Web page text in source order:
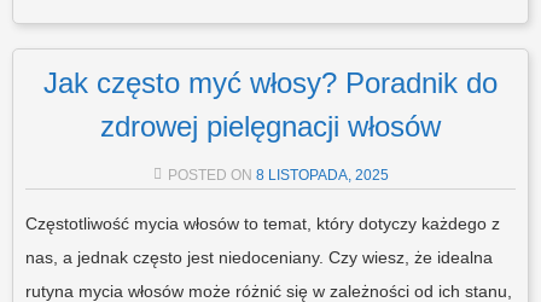
Jak często myć włosy? Poradnik do
zdrowej pielęgnacji włosów
POSTED ON 8 LISTOPADA, 2025
Częstotliwość mycia włosów to temat, który dotyczy każdego z
nas, a jednak często jest niedoceniany. Czy wiesz, że idealna
rutyna mycia włosów może różnić się w zależności od ich stanu,